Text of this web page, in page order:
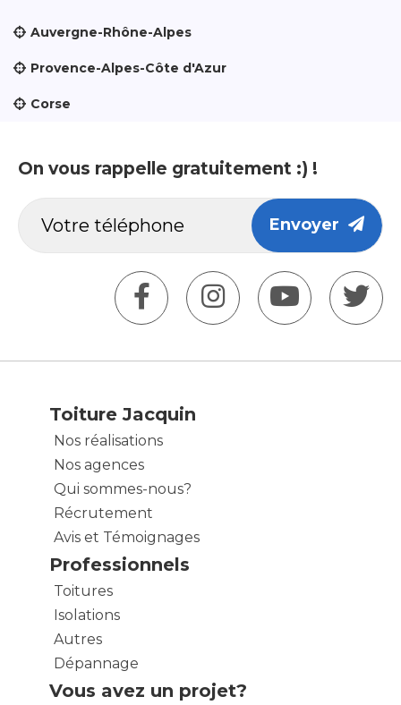
Auvergne-Rhône-Alpes
Provence-Alpes-Côte d'Azur
Corse
On vous rappelle gratuitement :) !
Envoyer
Toiture Jacquin
Nos réalisations
Nos agences
Qui sommes-nous?
Récrutement
Avis et Témoignages
Professionnels
Toitures
Isolations
Autres
Dépannage
Vous avez un projet?